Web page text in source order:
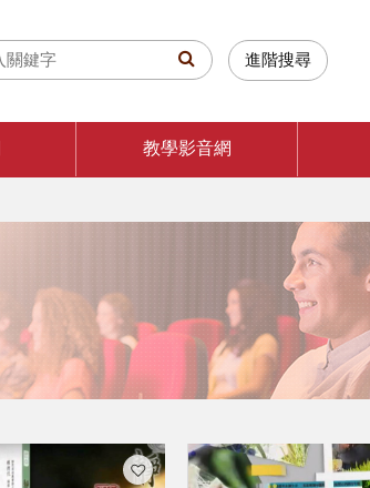
進階搜尋
教學影音網